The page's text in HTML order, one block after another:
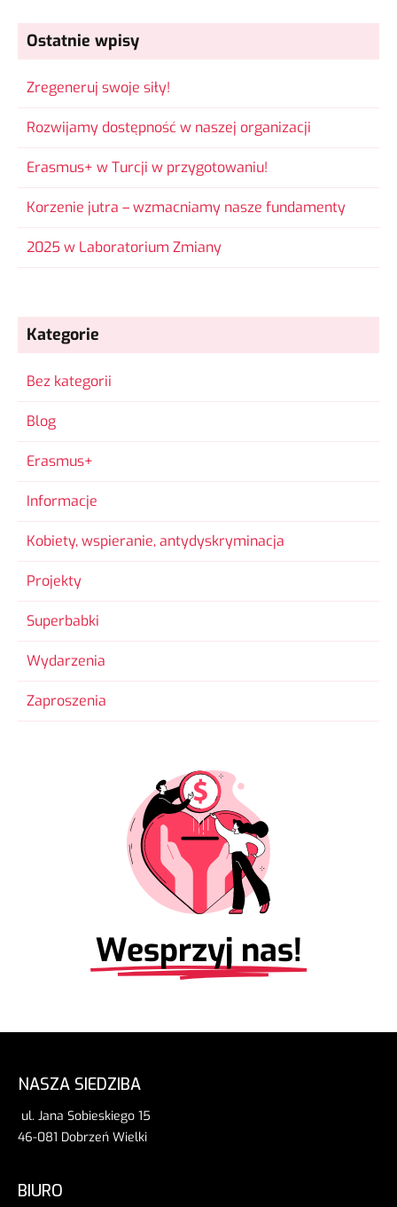
Ostatnie wpisy
Zregeneruj swoje siły!
Rozwijamy dostępność w naszej organizacji
Erasmus+ w Turcji w przygotowaniu!
Korzenie jutra – wzmacniamy nasze fundamenty
2025 w Laboratorium Zmiany
Kategorie
Bez kategorii
Blog
Erasmus+
Informacje
Kobiety, wspieranie, antydyskryminacja
Projekty
Superbabki
Wydarzenia
Zaproszenia
Wesprzyj nas!
NASZA SIEDZIBA
ul. Jana Sobieskiego 15
46-081 Dobrzeń Wielki
BIURO